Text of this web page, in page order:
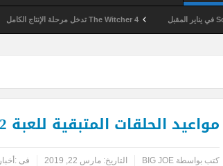
The Witcher 4 تدخل مرحلة الإنتاج الكامل
مواعيد الحلقات المتبقية للعبة LIFE IS STRANGE 2
كتب بواسطة BIG JOE التاريخ: مارس 22, 2019 فى : أخبار